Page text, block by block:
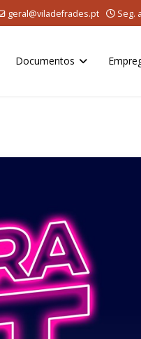
geral@viladefrades.pt Seg.
Documentos